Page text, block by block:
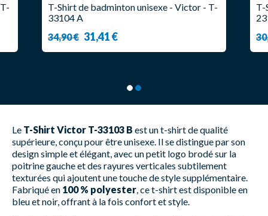
T-Shirt de badminton unisexe - Victor - T-
33104 A
34,90 € 31,41 €
T-
Le T-Shirt Victor T-33103 B est un t-shirt de qualité
supérieure, conçu pour être unisexe. Il se distingue par son
design simple et élégant, avec un petit logo brodé sur la
poitrine gauche et des rayures verticales subtilement
texturées qui ajoutent une touche de style supplémentaire.
Fabriqué en 100 % polyester , ce t-shirt est disponible en
bleu et noir, offrant à la fois confort et style.